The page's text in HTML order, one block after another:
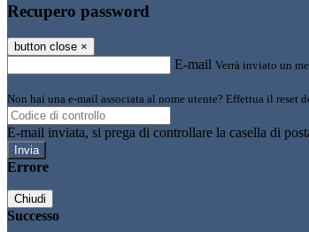
Recupero password
button close ×
E-mail Verrà inviato un
Non hai una e-mail associata al nome utente? Effettua il reset
E-mail inviata, si prega di controllare la casella di
Errore
Chiudi
Successo